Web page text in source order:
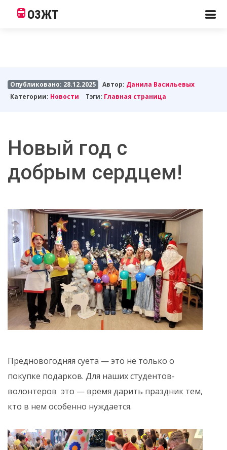
ОЗЖТ
Опубликовано: 28.12.2025 Автор: Данила Васильевых
Категории: Новости Тэги: Главная страница
Новый год с
добрым сердцем!
Предновогодняя суета — это не только о
покупке подарков. Для наших студентов-
волонтеров это — время дарить праздник тем,
кто в нем особенно нуждается.